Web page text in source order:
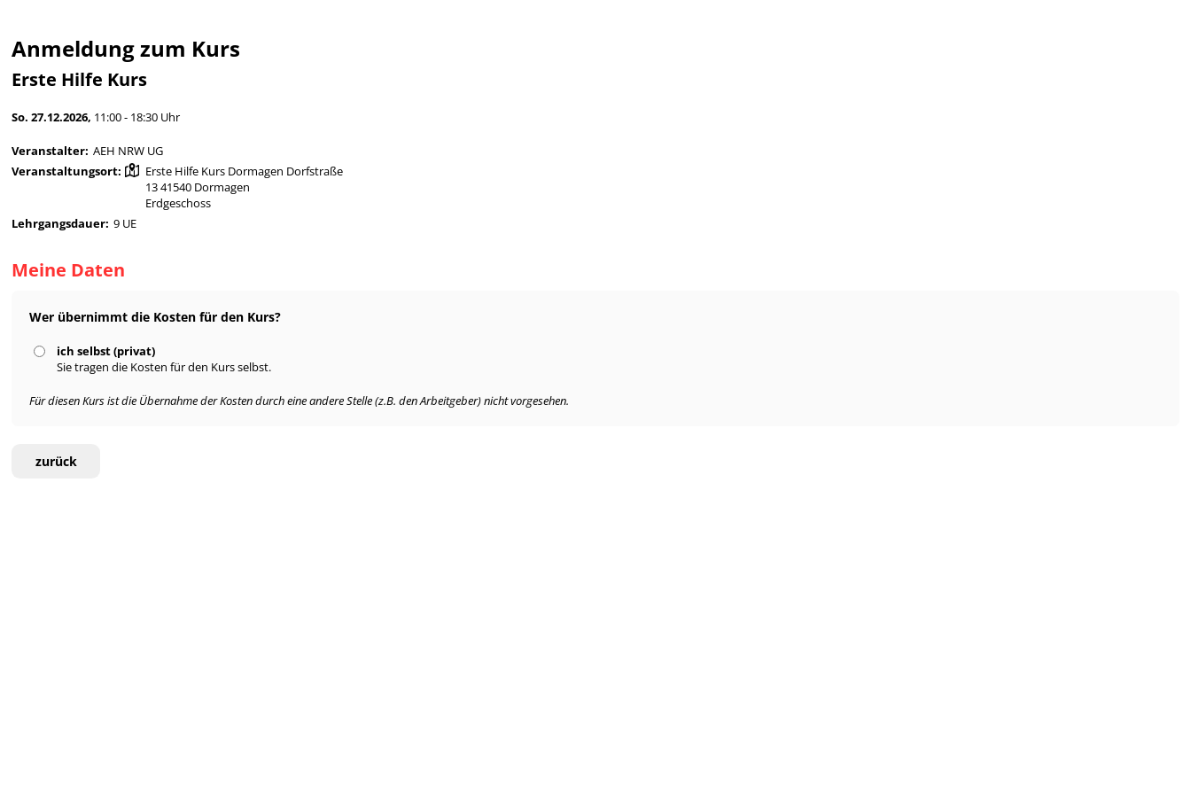
Anmeldung zum Kurs
Erste Hilfe Kurs
So. 27.12.2026, 11:00 - 18:30 Uhr
Veranstalter: AEH NRW UG
Veranstaltungsort:
Erste Hilfe Kurs Dormagen Dorfstraße
13 41540 Dormagen
Erdgeschoss
Lehrgangsdauer: 9 UE
Meine Daten
Wer übernimmt die Kosten für den Kurs?
ich selbst (privat)
Sie tragen die Kosten für den Kurs selbst.
Für diesen Kurs ist die Übernahme der Kosten durch eine andere Stelle (z.B. den Arbeitgeber) nicht vorgesehen.
zurück